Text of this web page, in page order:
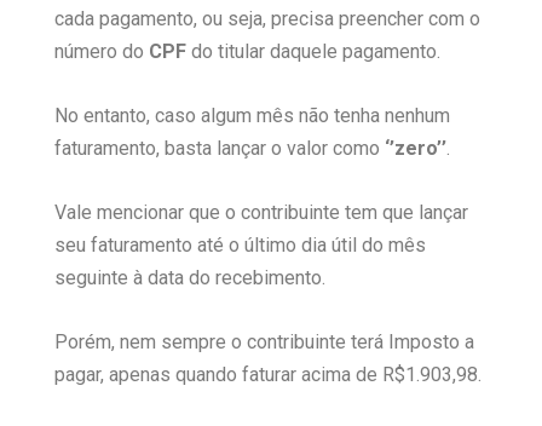
cada pagamento, ou seja, precisa preencher com o
número do CPF do titular daquele pagamento.
No entanto, caso algum mês não tenha nenhum
faturamento, basta lançar o valor como ‘’zero’’.
Vale mencionar que o contribuinte tem que lançar
seu faturamento até o último dia útil do mês
seguinte à data do recebimento.
Porém, nem sempre o contribuinte terá Imposto a
pagar, apenas quando faturar acima de R$1.903,98.